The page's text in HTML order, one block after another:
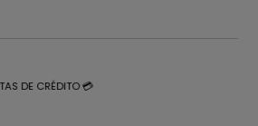
DE CRÉDITO 💳